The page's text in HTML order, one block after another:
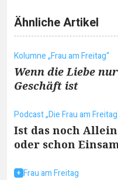
Ähnliche Artikel
Kolumne „Frau am Freitag“
Wenn die Liebe
Geschäft ist
Podcast „Die Frau am
Ist das noch
oder schon
Frau am Freitag